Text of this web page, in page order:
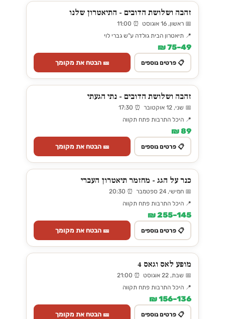
זהבה ושלושת הדובים - התיאטרון שלנו
📅 ראשון, 16 אוגוסט ⏰ 11:00
📍 תיאטרון הבית גולדה ע"ש גברי לוי
49–75 ₪
📋 פרטים נוספים 🎫 הבטח את מקומך
זהבה ושלושת הדובים - נתי הגעתי
📅 שני, 12 אוקטובר ⏰ 17:30
📍 היכל התרבות פתח תקווה
89 ₪
📋 פרטים נוספים 🎫 הבטח את מקומך
כנר על הגג - מחזמר תיאטרון העברי
📅 חמישי, 24 ספטמבר ⏰ 20:30
📍 היכל התרבות פתח תקווה
145–255 ₪
📋 פרטים נוספים 🎫 הבטח את מקומך
מופע לאס וגאס 4
📅 שבת, 22 אוגוסט ⏰ 21:00
📍 היכל התרבות פתח תקווה
136–156 ₪
📋 פרטים נוספים 🎫 הבטח את מקומך